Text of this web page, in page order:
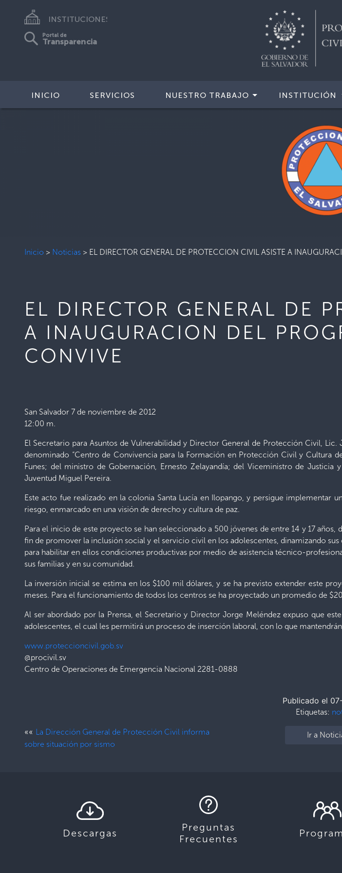
INSTITUCIONES
Portal de
Transparencia
INICIO SERVICIOS NUESTRO TRABAJO INSTITUCIÓN
Inicio > Noticias > EL DIRECTOR GENERAL DE PROTECCION CIVIL ASISTE A
EL DIRECTOR GENERAL DE
A INAUGURACION DEL
CONVIVE
San Salvador 7 de noviembre de 2012
12:00 m.
El Secretario para Asuntos de Vulnerabilidad y Director General de Protección Civil,
denominado “Centro de Convivencia para la Formación en Protección Civil y Cultura
Funes; del ministro de Gobernación, Ernesto Zelayandía; del Viceministro de
Juventud Miguel Pereira.
Este acto fue realizado en la colonia Santa Lucía en Ilopango, y persigue
riesgo, enmarcado en una visión de derecho y cultura de paz.
Para el inicio de este proyecto se han seleccionado a 500 jóvenes de entre 14 y 17
fin de promover la inclusión social y el servicio civil en los adolescentes, dinamizando
para habilitar en ellos condiciones productivas por medio de asistencia técnico-
sus familias y en su comunidad.
La inversión inicial se estima en los $100 mil dólares, y se ha previsto extender este
meses. Para el funcionamiento de todos los centros se ha proyectado un promedio de
Al ser abordado por la Prensa, el Secretario y Director Jorge Meléndez expuso que
adolescentes, el cual les permitirá un proceso de inserción laboral, con lo que
www.proteccioncivil.gob.sv
@procivil.sv
Centro de Operaciones de Emergencia Nacional 2281-0888
Publicado el
Etiquetas:
«« La Dirección General de Protección Civil informa
sobre situación por sismo
Ir a
Descargas
Preguntas
Frecuentes